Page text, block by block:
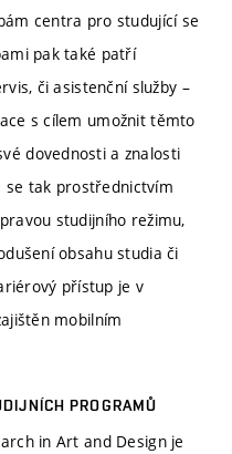
centra pro studující se
pak také patří
či asistenční služby –
s cílem umožnit těmto
dovednosti a znalosti
se tak prostřednictvím
studijního režimu,
obsahu studia či
přístup je v
mobilním
PROGRAMŮ
in Art and Design je